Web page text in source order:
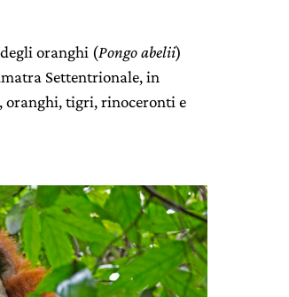
oranghi (Pongo abelii)
Settentrionale, in
oranghi, tigri, rinoceronti e